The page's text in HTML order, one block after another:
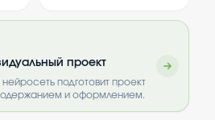
устройства России и
безопасности.
Рассматриваются
особенности
государственного
устройства, механизмы
проект
подготовит проект
и оформлением.